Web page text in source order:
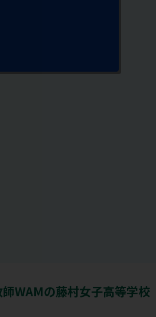
WAMの藤村女子高等学校